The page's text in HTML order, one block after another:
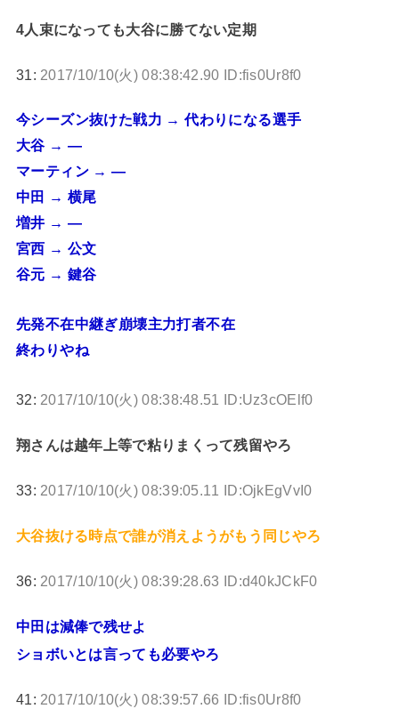
4人束になっても大谷に勝てない定期
31: 2017/10/10(火) 08:38:42.90 ID:fis0Ur8f0
今シーズン抜けた戦力 → 代わりになる選手
大谷 → —
マーティン → —
中田 → 横尾
増井 → —
宮西 → 公文
谷元 → 鍵谷
先発不在中継ぎ崩壊主力打者不在
終わりやね
32: 2017/10/10(火) 08:38:48.51 ID:Uz3cOElf0
翔さんは越年上等で粘りまくって残留やろ
33: 2017/10/10(火) 08:39:05.11 ID:OjkEgVvI0
大谷抜ける時点で誰が消えようがもう同じやろ
36: 2017/10/10(火) 08:39:28.63 ID:d40kJCkF0
中田は減俸で残せよ
ショボいとは言っても必要やろ
41: 2017/10/10(火) 08:39:57.66 ID:fis0Ur8f0